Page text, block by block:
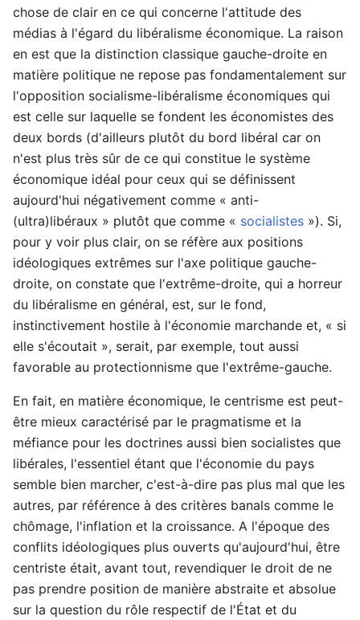
chose de clair en ce qui concerne l'attitude des
médias à l'égard du libéralisme économique. La raison
en est que la distinction classique gauche-droite en
matière politique ne repose pas fondamentalement sur
l'opposition socialisme-libéralisme économiques qui
est celle sur laquelle se fondent les économistes des
deux bords (d'ailleurs plutôt du bord libéral car on
n'est plus très sûr de ce qui constitue le système
économique idéal pour ceux qui se définissent
aujourd'hui négativement comme « anti-
(ultra)libéraux » plutôt que comme « socialistes »). Si,
pour y voir plus clair, on se réfère aux positions
idéologiques extrêmes sur l'axe politique gauche-
droite, on constate que l'extrême-droite, qui a horreur
du libéralisme en général, est, sur le fond,
instinctivement hostile à l'économie marchande et, « si
elle s'écoutait », serait, par exemple, tout aussi
favorable au protectionnisme que l'extrême-gauche.
En fait, en matière économique, le centrisme est peut-
être mieux caractérisé par le pragmatisme et la
méfiance pour les doctrines aussi bien socialistes que
libérales, l'essentiel étant que l'économie du pays
semble bien marcher, c'est-à-dire pas plus mal que les
autres, par référence à des critères banals comme le
chômage, l'inflation et la croissance. A l'époque des
conflits idéologiques plus ouverts qu'aujourd'hui, être
centriste était, avant tout, revendiquer le droit de ne
pas prendre position de manière abstraite et absolue
sur la question du rôle respectif de l'État et du